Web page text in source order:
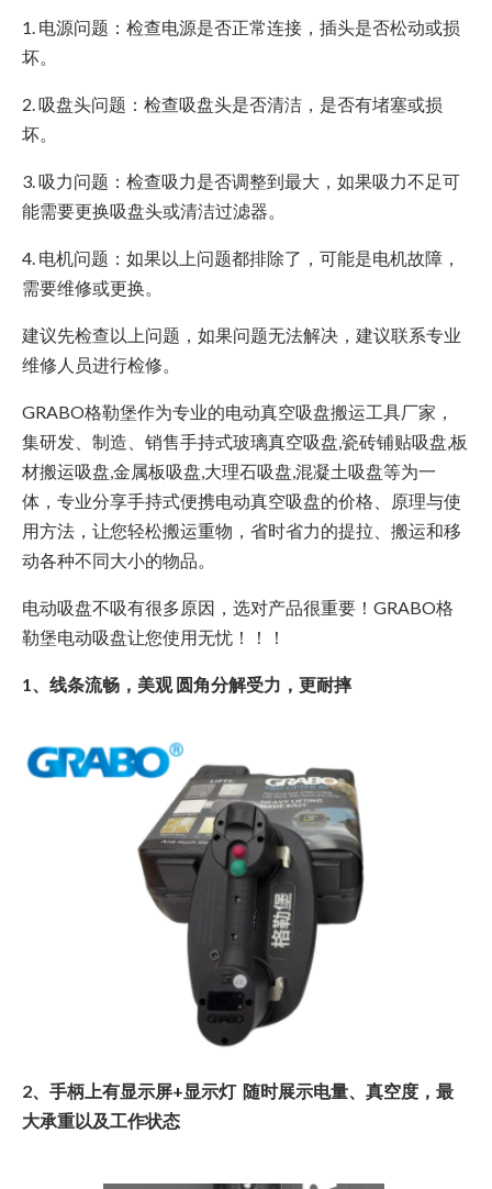
1. 电源问题：检查电源是否正常连接，插头是否松动或损
坏。
2. 吸盘头问题：检查吸盘头是否清洁，是否有堵塞或损
坏。
3. 吸力问题：检查吸力是否调整到最大，如果吸力不足可
能需要更换吸盘头或清洁过滤器。
4. 电机问题：如果以上问题都排除了，可能是电机故障，
需要维修或更换。
建议先检查以上问题，如果问题无法解决，建议联系专业
维修人员进行检修。
GRABO格勒堡作为专业的电动真空吸盘搬运工具厂家，
集研发、制造、销售手持式玻璃真空吸盘,瓷砖铺贴吸盘,板
材搬运吸盘,金属板吸盘,大理石吸盘,混凝土吸盘等为一
体，专业分享手持式便携电动真空吸盘的价格、原理与使
用方法，让您轻松搬运重物，省时省力的提拉、搬运和移
动各种不同大小的物品。
电动吸盘不吸有很多原因，选对产品很重要！GRABO格
勒堡电动吸盘让您使用无忧！！！
1、线条流畅，美观 圆角分解受力，更耐摔
2、手柄上有显示屏+显示灯 随时展示电量、真空度，最
大承重以及工作状态